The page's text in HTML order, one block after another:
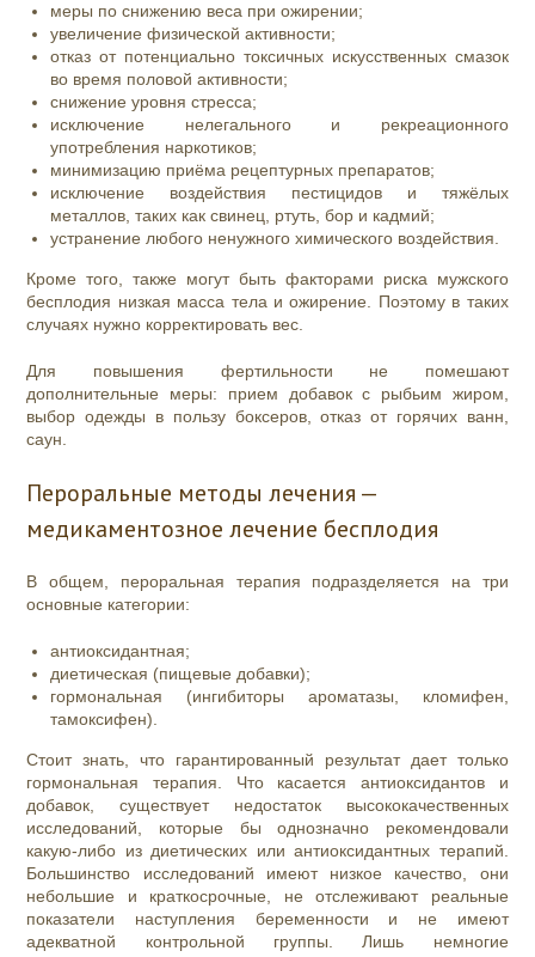
меры по снижению веса при ожирении;
увеличение физической активности;
отказ от потенциально токсичных искусственных смазок
во время половой активности;
снижение уровня стресса;
исключение нелегального и рекреационного
употребления наркотиков;
минимизацию приёма рецептурных препаратов;
исключение воздействия пестицидов и тяжёлых
металлов, таких как свинец, ртуть, бор и кадмий;
устранение любого ненужного химического воздействия.
Кроме того, также могут быть факторами риска мужского
бесплодия низкая масса тела и ожирение. Поэтому в таких
случаях нужно корректировать вес.
Для повышения фертильности не помешают
дополнительные меры: прием добавок с рыбьим жиром,
выбор одежды в пользу боксеров, отказ от горячих ванн,
саун.
Пероральные методы лечения —
медикаментозное лечение бесплодия
В общем, пероральная терапия подразделяется на три
основные категории:
антиоксидантная;
диетическая (пищевые добавки);
гормональная (ингибиторы ароматазы, кломифен,
тамоксифен).
Стоит знать, что гарантированный результат дает только
гормональная терапия. Что касается антиоксидантов и
добавок, существует недостаток высококачественных
исследований, которые бы однозначно рекомендовали
какую-либо из диетических или антиоксидантных терапий.
Большинство исследований имеют низкое качество, они
небольшие и краткосрочные, не отслеживают реальные
показатели наступления беременности и не имеют
адекватной контрольной группы. Лишь немногие